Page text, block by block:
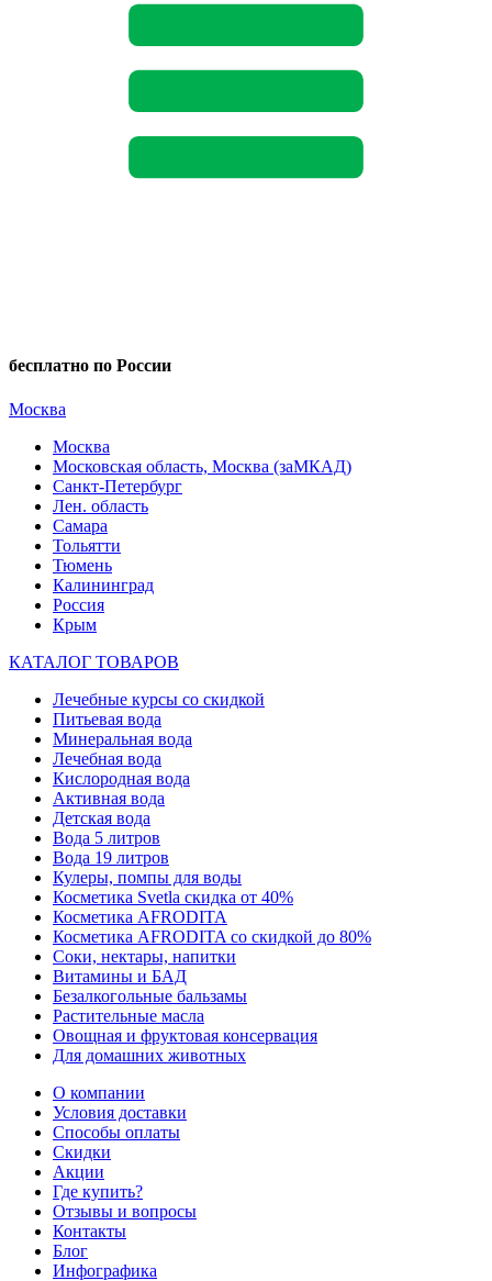
бесплатно по России
Москва
Москва
Московская область, Москва (заМКАД)
Санкт-Петербург
Лен. область
Самара
Тольятти
Тюмень
Калининград
Россия
Крым
КАТАЛОГ ТОВАРОВ
Лечебные курсы со скидкой
Питьевая вода
Минеральная вода
Лечебная вода
Кислородная вода
Активная вода
Детская вода
Вода 5 литров
Вода 19 литров
Кулеры, помпы для воды
Косметика Svetla скидка от 40%
Косметика AFRODITA
Косметика AFRODITA со скидкой до 80%
Соки, нектары, напитки
Витамины и БАД
Безалкогольные бальзамы
Растительные масла
Овощная и фруктовая консервация
Для домашних животных
О компании
Условия доставки
Способы оплаты
Скидки
Акции
Где купить?
Отзывы и вопросы
Контакты
Блог
Инфографика